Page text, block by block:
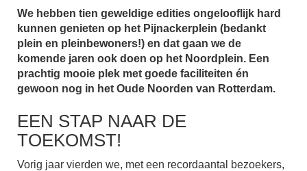
We hebben tien geweldige edities ongelooflijk hard
kunnen genieten op het Pijnackerplein (bedankt
plein en pleinbewoners!) en dat gaan we de
komende jaren ook doen op het Noordplein. Een
prachtig mooie plek met goede faciliteiten én
gewoon nog in het Oude Noorden van Rotterdam.
EEN STAP NAAR DE
TOEKOMST!
Vorig jaar vierden we, met een recordaantal bezoekers,